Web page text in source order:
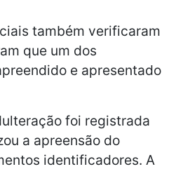
também verificaram
que um dos
e apresentado
foi registrada
a apreensão do
identificadores. A